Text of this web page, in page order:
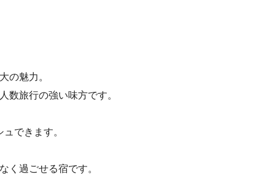
の魅力。
旅行の強い味方です。
できます。
過ごせる宿です。